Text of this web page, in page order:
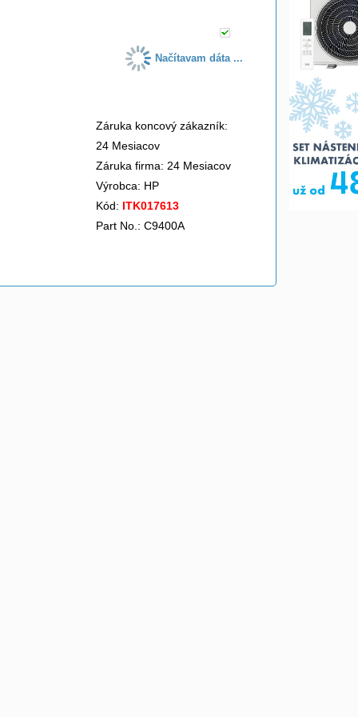
Načítavam dáta ...
Záruka koncový zákazník:
24 Mesiacov
Záruka firma: 24 Mesiacov
Výrobca: HP
Kód: ITK017613
Part No.: C9400A